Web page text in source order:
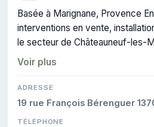
Basée à Marignane, Provence
interventions en vente,
le secteur de Châteauneuf-les-
cette certification atteste du
Voir plus
ADRESSE
19 rue François Bérenguer
TÉLÉPHONE